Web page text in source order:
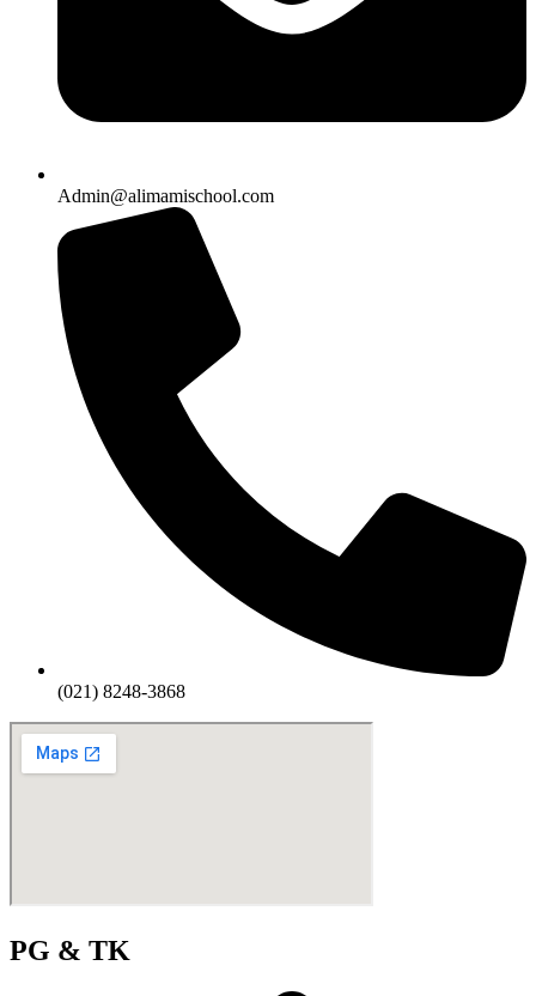
Admin@alimamischool.com
(021) 8248-3868
PG & TK